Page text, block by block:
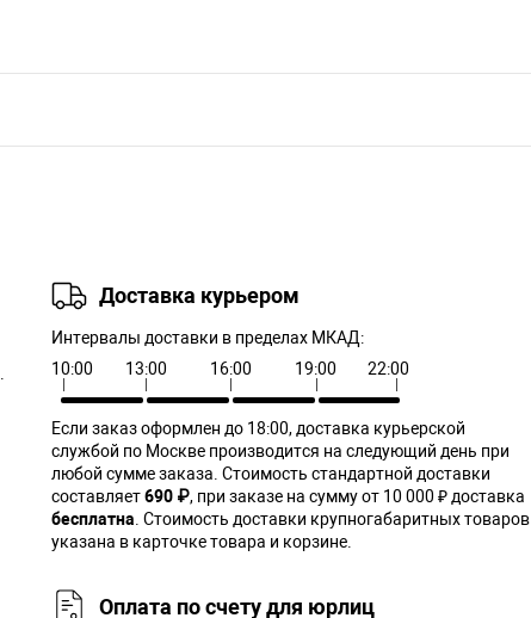
Доставка курьером
Интервалы доставки в пределах МКАД:
10:00
13:00 16:00 19:00 22:00
Если заказ оформлен до 18:00, доставка курьерской
службой по Москве производится на следующий день при
любой сумме заказа. Cтоимость стандартной доставки
составляет690 ₽, при заказе на сумму от 10 000 ₽ доставка
бесплатна . Стоимость доставки крупногабаритных товаров
указана в карточке товара и корзине.
Оплата по счету для юрлиц